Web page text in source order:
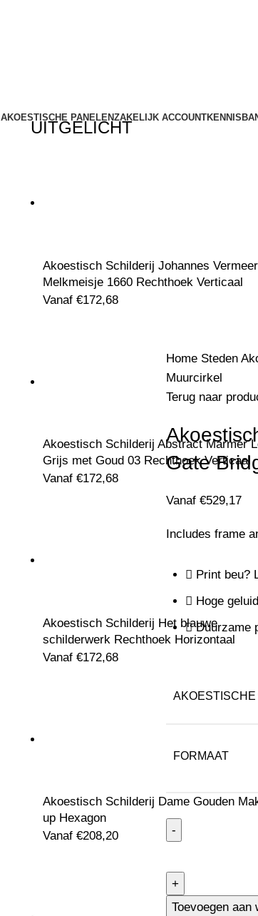
AKOESTISCHE PANELENZAKELIJK ACCOUNT
Home Steden
Muurcirkel
Terug naar
Gate
Vanaf €529,17
Includes frame
Print beu?
Hoge
Duurzame
FORMAAT
Toevoegen aan
UITGELICHT
Akoestisch Schilderij Johannes
Melkmeisje 1660 Rechthoek Verticaal
Vanaf €172,68
Akoestisch Schilderij Abstract Marmer
Grijs met Goud 03 Rechthoek Verticaal
Vanaf €172,68
Akoestisch Schilderij Het blauwe
schilderwerk Rechthoek Horizontaal
Vanaf €172,68
Akoestisch Schilderij Dame Gouden
up Hexagon
Vanaf €208,20